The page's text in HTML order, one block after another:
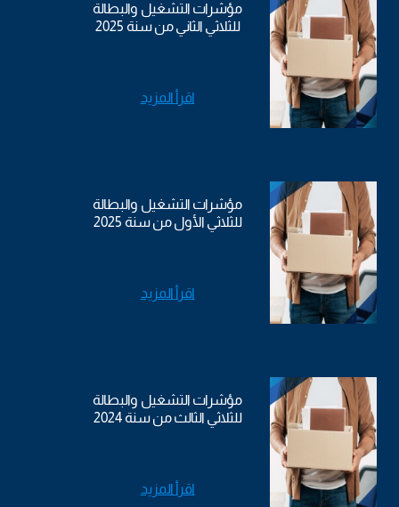
مؤشرات التشغيل والبطالة
للثلاثي الثاني من سنة 2025
اقرأ المزيد
مؤشرات التشغيل والبطالة
للثلاثي الأول من سنة 2025
اقرأ المزيد
مؤشرات التشغيل والبطالة
للثلاثي الثالث من سنة 2024
اقرأ المزيد